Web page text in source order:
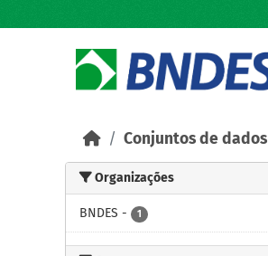
Conjuntos de dados
Organizações
BNDES - 1